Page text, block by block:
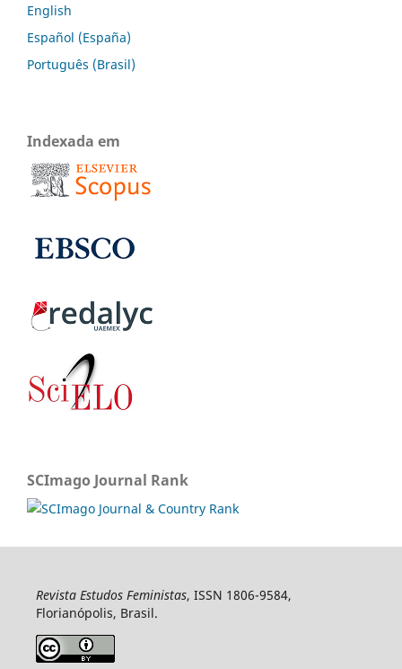
English
Español (España)
Português (Brasil)
Indexada em
SCImago Journal Rank
Revista Estudos Feministas, ISSN 1806-9584,
Florianópolis, Brasil.